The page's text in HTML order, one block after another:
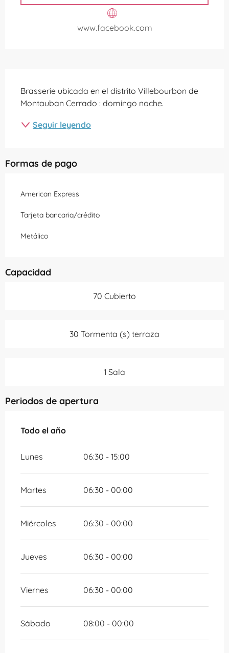
www.facebook.com
Brasserie ubicada en el distrito Villebourbon de
Montauban Cerrado : domingo noche.
Seguir leyendo
Formas de pago
American Express
Tarjeta bancaria/crédito
Metálico
Capacidad
70 Cubierto
30 Tormenta (s) terraza
1 Sala
Periodos de apertura
Todo el año
Todo el año
Lunes 06:30 - 15:00
Martes 06:30 - 00:00
Miércoles 06:30 - 00:00
Jueves 06:30 - 00:00
Viernes 06:30 - 00:00
Sábado 08:00 - 00:00